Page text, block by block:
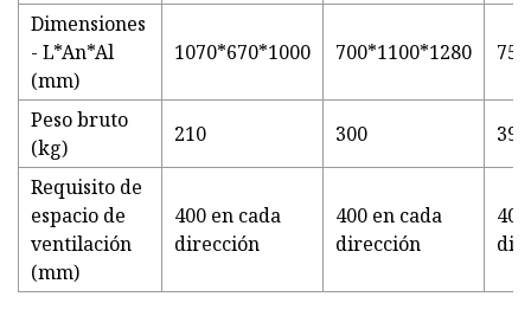
Dimensiones
- L*An*Al
(mm)
1070*670*1000 700*1100*1280
Peso bruto
(kg)
210 300 396
Requisito de
espacio de
ventilación
(mm)
400 en cada
dirección
400 en cada
dirección